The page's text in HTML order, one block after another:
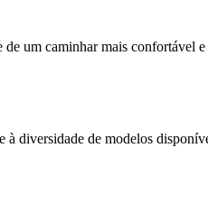
um caminhar mais confortável
à diversidade de modelos